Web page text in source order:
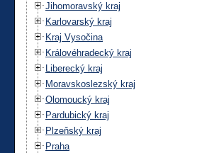
Jihomoravský kraj
Karlovarský kraj
Kraj Vysočina
Královéhradecký kraj
Liberecký kraj
Moravskoslezský kraj
Olomoucký kraj
Pardubický kraj
Plzeňský kraj
Praha